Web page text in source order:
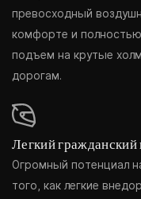
превосходный
комфорте и
подъем на крутые
дорогам.
Легкий
Огромный потенциал
того, как легкие